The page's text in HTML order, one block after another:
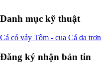
Danh mục kỹ thuật
Cá có vảy Tôm - cua Cá da trơn
Đăng ký nhận bản tin